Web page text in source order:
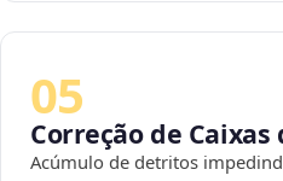
05
Correção de Caixas
Acúmulo de detritos